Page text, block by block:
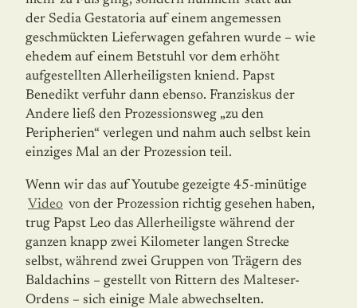
der Sedia Gestatoria auf einem angemessen
geschmückten Liefer­wagen gefahren wurde – wie
ehedem auf einem Betstuhl vor dem erhöht
aufgestellten Aller­heiligsten kniend. Papst
Benedikt verfuhr dann ebenso. Franziskus der
Andere ließ den Prozessionsweg „zu den
Peripherien“ verlegen und nahm auch selbst kein
einziges Mal an der Prozession teil.
Wenn wir das auf Youtube gezeigte 45-minütige
Video von der Prozession richtig gese­hen haben,
trug Papst Leo das Allerheiligste während der
ganzen knapp zwei Kilometer langen Strecke
selbst, während zwei Gruppen von Trägern des
Baldachins – gestellt von Rittern des Malteser-
Ordens – sich einige Male abwechselten.